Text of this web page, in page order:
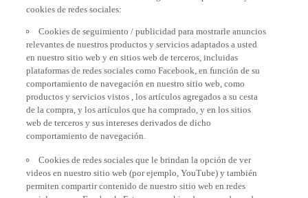
cookies de redes sociales:
Cookies de seguimiento / publicidad para mostrarle anuncios
relevantes de nuestros productos y servicios adaptados a usted
en nuestro sitio web y en sitios web de terceros, incluidas
plataformas de redes sociales como Facebook, en función de su
comportamiento de navegación en nuestro sitio web, como
productos y servicios vistos , los artículos agregados a su cesta
de la compra, y los artículos que ha comprado, y en los sitios
web de terceros y sus intereses derivados de dicho
comportamiento de navegación.
Cookies de redes sociales que le brindan la opción de ver
videos en nuestro sitio web (por ejemplo, YouTube) y también
permiten compartir contenido de nuestro sitio web en redes